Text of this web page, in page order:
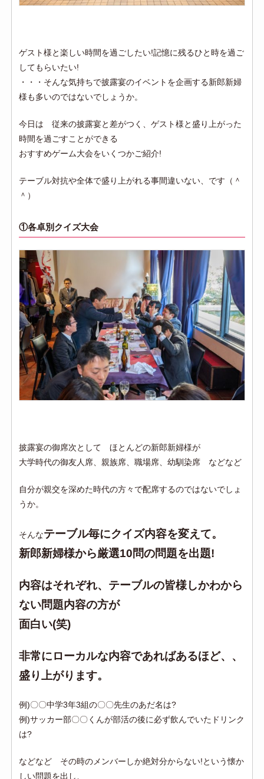
ゲスト様と楽しい時間を過ごしたい!記憶に残るひと時を過ご
してもらいたい!
・・・そんな気持ちで披露宴のイベントを企画する新郎新婦
様も多いのではないでしょうか。
今日は 従来の披露宴と差がつく、ゲスト様と盛り上がった
時間を過ごすことができる
おすすめゲーム大会をいくつかご紹介!
テーブル対抗や全体で盛り上がれる事間違いない、です（＾
＾）
①各卓別クイズ大会
披露宴の御席次として ほとんどの新郎新婦様が
大学時代の御友人席、親族席、職場席、幼馴染席 などなど
自分が親交を深めた時代の方々で配席するのではないでしょ
うか。
そんなテーブル毎にクイズ内容を変えて。
新郎新婦様から厳選10問の問題を出題!
内容はそれぞれ、テーブルの皆様しかわから
ない問題内容の方が
面白い(笑)
非常にローカルな内容であればあるほど、、
盛り上がります。
例)〇〇中学3年3組の〇〇先生のあだ名は?
例)サッカー部〇〇くんが部活の後に必ず飲んでいたドリンク
は?
などなど その時のメンバーしか絶対分からない!という懐か
しい問題を出し、